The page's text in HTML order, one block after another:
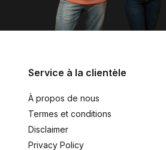
Service à la clientèle
À propos de nous
Termes et conditions
Disclaimer
Privacy Policy